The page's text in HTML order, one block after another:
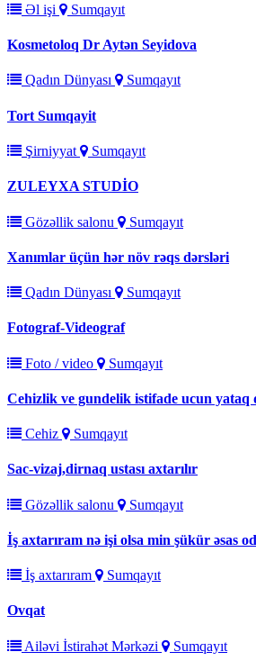
Əl işi Sumqayıt
Kosmetoloq Dr Aytən Seyidova
Qadın Dünyası Sumqayıt
Tort Sumqayit
Şirniyyat Sumqayıt
ZULEYXA STUDİO
Gözəllik salonu Sumqayıt
Xanımlar üçün hər növ rəqs dərsləri
Qadın Dünyası Sumqayıt
Fotograf-Videograf
Foto / video Sumqayıt
Cehizlik ve gundelik istifade ucun yataq
Cehiz Sumqayıt
Sac-vizaj,dirnaq ustası axtarılır
Gözəllik salonu Sumqayıt
İş axtarıram nə işi olsa min şükür əsas
İş axtarıram Sumqayıt
Ovqat
Ailəvi İstirahət Mərkəzi Sumqayıt